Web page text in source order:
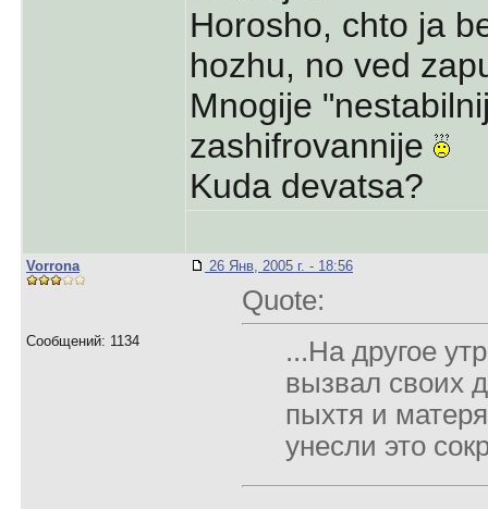
Horosho, chto ja
hozhu, no ved
Mnogije
zashifrovannije
Kuda devatsa?
Vorrona
Сообщений: 1134
26 Янв, 2005 г. - 18:56
Quote:
...На другое
вызвал своих
пыхтя и
унесли это